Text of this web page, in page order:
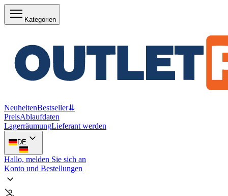
Kategorien
NeuheitenBestseller⇊
PreisAblaufdaten
LagerräumungLieferant werden
DE
Hallo, melden Sie sich an
Konto und Bestellungen